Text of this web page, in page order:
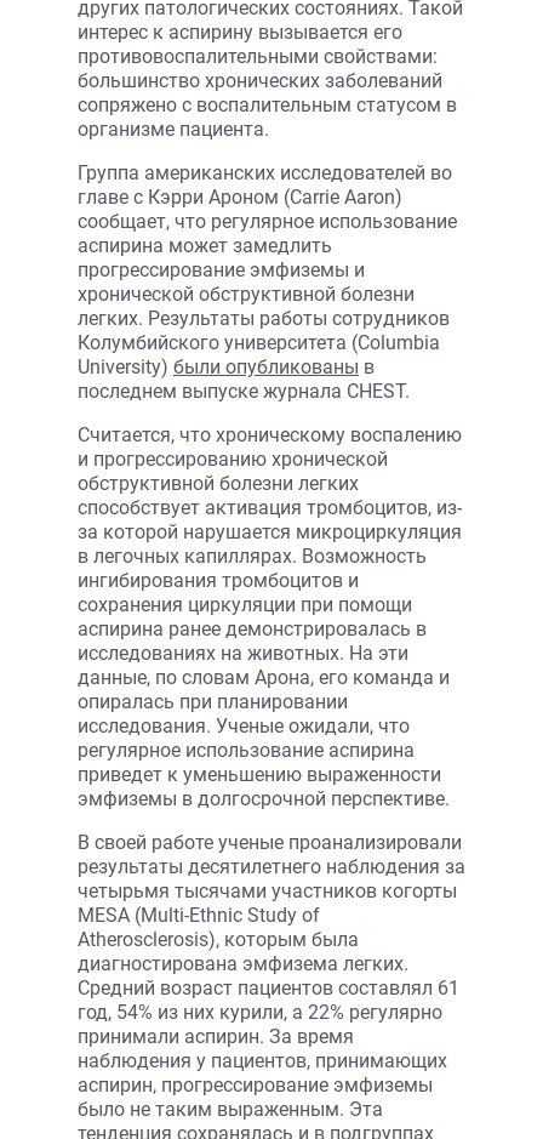
других патологических состояниях. Такой
интерес к аспирину вызывается его
противовоспалительными свойствами:
большинство хронических заболеваний
сопряжено с воспалительным статусом в
организме пациента.
Группа американских исследователей во
главе с Кэрри Ароном (Carrie Aaron)
сообщает, что регулярное использование
аспирина может замедлить
прогрессирование эмфиземы и
хронической обструктивной болезни
легких. Результаты работы сотрудников
Колумбийского университета (Columbia
University) были опубликованы в
последнем выпуске журнала CHEST.
Считается, что хроническому воспалению
и прогрессированию хронической
обструктивной болезни легких
способствует активация тромбоцитов, из-
за которой нарушается микроциркуляция
в легочных капиллярах. Возможность
ингибирования тромбоцитов и
сохранения циркуляции при помощи
аспирина ранее демонстрировалась в
исследованиях на животных. На эти
данные, по словам Арона, его команда и
опиралась при планировании
исследования. Ученые ожидали, что
регулярное использование аспирина
приведет к уменьшению выраженности
эмфиземы в долгосрочной перспективе.
В своей работе ученые проанализировали
результаты десятилетнего наблюдения за
четырьмя тысячами участников когорты
MESA (Multi-Ethnic Study of
Atherosclerosis), которым была
диагностирована эмфизема легких.
Средний возраст пациентов составлял 61
год, 54% из них курили, а 22% регулярно
принимали аспирин. За время
наблюдения у пациентов, принимающих
аспирин, прогрессирование эмфиземы
было не таким выраженным. Эта
тенденция сохранялась и в подгруппах